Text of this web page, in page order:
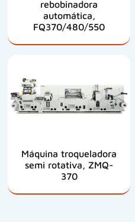
rebobinadora
automática,
FQ370/480/550
Máquina troqueladora
semi rotativa, ZMQ-
370